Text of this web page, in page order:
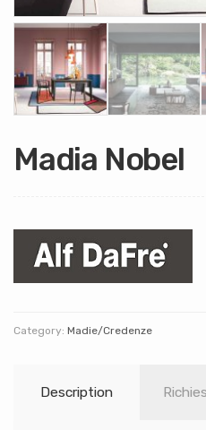
Madia Nobel
Category: Madie/Credenze
Description